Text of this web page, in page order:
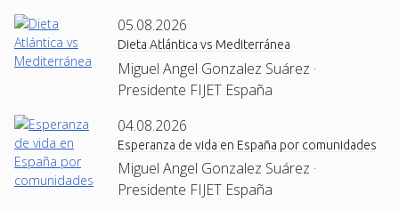
05.08.2026
Dieta Atlántica vs Mediterránea
Miguel Angel Gonzalez Suárez ·
Presidente FIJET España
04.08.2026
Esperanza de vida en España por comunidades
Miguel Angel Gonzalez Suárez ·
Presidente FIJET España